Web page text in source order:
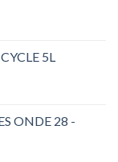
5L
ONDE 28 -